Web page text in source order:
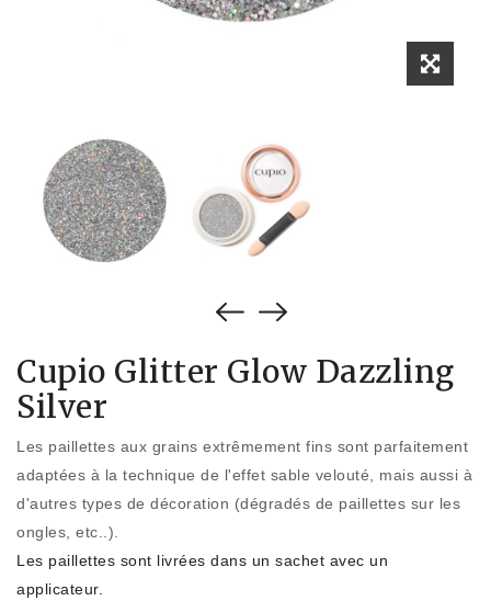
Cupio Glitter Glow Dazzling
Silver
Les paillettes aux grains extrêmement fins sont parfaitement
adaptées à la technique de l'effet sable velouté, mais aussi à
d'autres types de décoration (dégradés de paillettes sur les
ongles, etc..).
Les paillettes sont livrées dans un sachet avec un
applicateur.